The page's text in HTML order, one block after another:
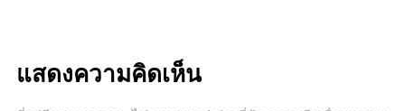
แสดงความคิดเห็น